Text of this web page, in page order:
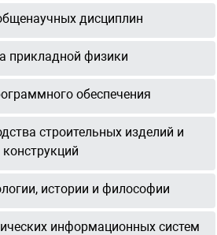
дисциплин
прикладной физики
обеспечения
строительных изделий и
конструкций
истории и философии
информационных систем